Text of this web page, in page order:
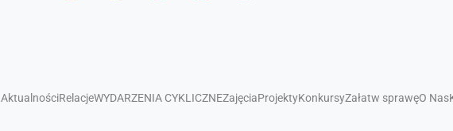
AktualnościRelacjeWYDARZENIA CYKLICZNEZajęciaProjektyKonkursyZałatw sprawęO Nas